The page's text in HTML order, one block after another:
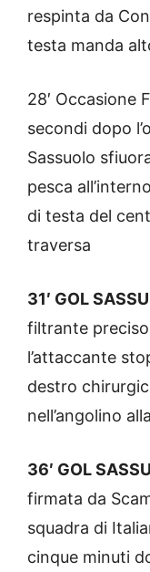
respinta da
testa manda
28′ Occasione
secondi dopo
Sassuolo
pesca
di testa del
traversa
31′ GOL
filtrante preciso
l’attaccante
destro
nell’angolino
36′ GOL
firmata da
squadra di
cinque minuti